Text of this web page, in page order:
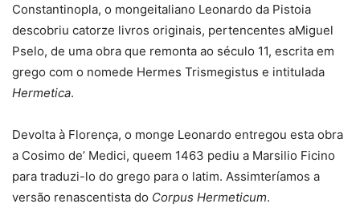
Constantinopla, o mongeitaliano Leonardo da Pistoia
descobriu catorze livros originais, pertencentes aMiguel
Pselo, de uma obra que remonta ao século 11, escrita em
grego com o nomede Hermes Trismegistus e intitulada
Hermetica.
Devolta à Florença, o monge Leonardo entregou esta obra
a Cosimo de’ Medici, queem 1463 pediu a Marsilio Ficino
para traduzi-lo do grego para o latim. Assimteríamos a
versão renascentista do Corpus Hermeticum.